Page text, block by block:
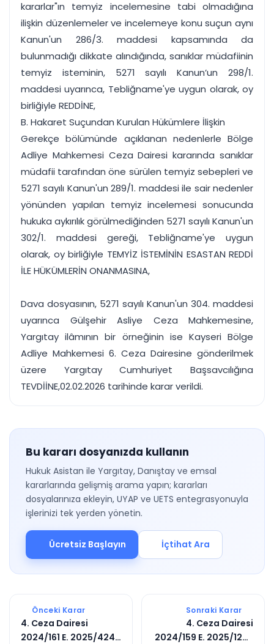
kararlar"ın temyiz incelemesine tabi olmadığına
ilişkin düzenlemeler ve incelemeye konu suçun aynı
Kanun'un 286/3. maddesi kapsamında da
bulunmadığı dikkate alındığında, sanıklar müdafiinin
temyiz isteminin, 5271 sayılı Kanun’un 298/1.
maddesi uyarınca, Tebliğname'ye uygun olarak, oy
birliğiyle REDDİNE,
B. Hakaret Suçundan Kurulan Hükümlere İlişkin
Gerekçe bölümünde açıklanan nedenlerle Bölge
Adliye Mahkemesi Ceza Dairesi kararında sanıklar
müdafii tarafından öne sürülen temyiz sebepleri ve
5271 sayılı Kanun'un 289/1. maddesi ile sair nedenler
yönünden yapılan temyiz incelemesi sonucunda
hukuka aykırılık görülmediğinden 5271 sayılı Kanun'un
302/1. maddesi gereği, Tebliğname'ye uygun
olarak, oy birliğiyle TEMYİZ İSTEMİNİN ESASTAN REDDİ
İLE HÜKÜMLERİN ONANMASINA,
Dava dosyasının, 5271 sayılı Kanun'un 304. maddesi
uyarınca Gülşehir Asliye Ceza Mahkemesine,
Yargıtay ilâmının bir örneğinin ise Kayseri Bölge
Adliye Mahkemesi 6. Ceza Dairesine gönderilmek
üzere Yargıtay Cumhuriyet Başsavcılığına
TEVDİİNE,02.02.2026 tarihinde karar verildi.
Bu kararı dosyanızda kullanın
Hukuk Asistan ile Yargıtay, Danıştay ve emsal
kararlarında gelişmiş arama yapın; kararları
dosyalarınıza ekleyin, UYAP ve UETS entegrasyonuyla
işlerinizi tek yerden yönetin.
Ücretsiz Başlayın İçtihat Ara
Önceki Karar
4. Ceza Dairesi
2024/161 E. 2025/424
Sonraki Karar
4. Ceza Dairesi
2024/159 E. 2025/1265